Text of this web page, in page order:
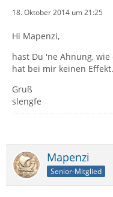
18. Oktober 2014 um 21:25
Hi Mapenzi,
hast Du 'ne Ahnung,
hat bei mir keinen
Gruß
slengfe
Mapenzi
Senior-Mitglied